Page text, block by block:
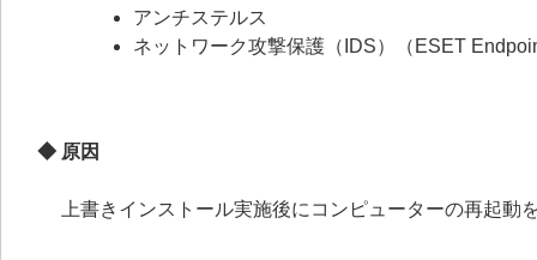
アンチステルス
ネットワーク攻撃保護（IDS）（ESET
◆ 原因
上書きインストール実施後にコンピューターの再起